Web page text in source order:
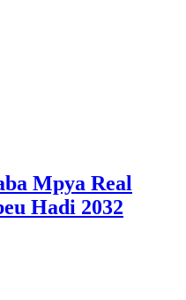
Mpya Real
Hadi 2032